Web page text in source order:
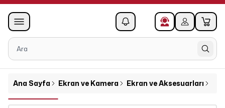
0
Ana Sayfa Ekran ve Kamera Ekran ve Aksesuarları